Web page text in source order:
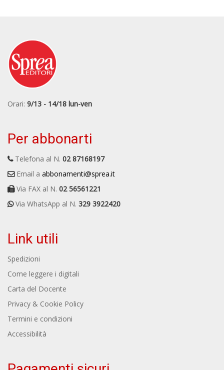
Orari: 9/13 - 14/18 lun-ven
Per abbonarti
Telefona al N. 02 87168197
Email a abbonamenti@sprea.it
Via FAX al N. 02 56561221
Via WhatsApp al N. 329 3922420
Link utili
Spedizioni
Come leggere i digitali
Carta del Docente
Privacy & Cookie Policy
Termini e condizioni
Accessibilità